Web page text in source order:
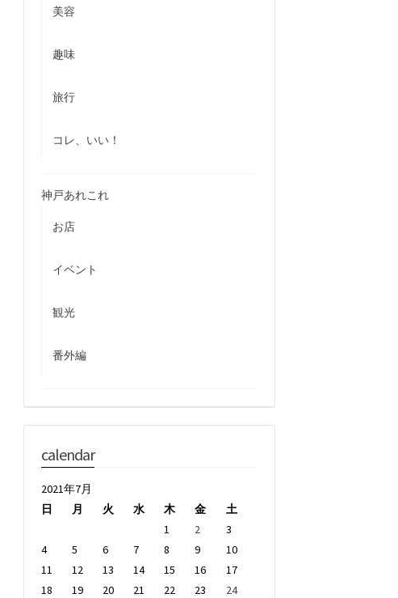
美容
趣味
旅行
コレ、いい！
神戸あれこれ
お店
イベント
観光
番外編
calendar
2021年7月
日
月 火 水 木 金
土
1
2
3
4
5 6 7 8 9
10
11
12 13 14 15 16
17
18
19 20 21 22 23
24